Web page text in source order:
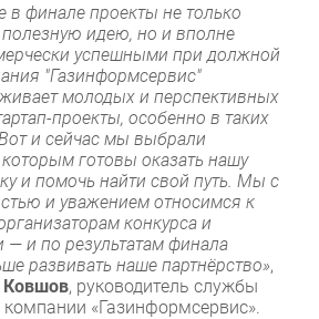
в финале проекты не только
идею, но и вполне
успешными при должной
"Газинформсервис"
молодых и перспективных
проекты, особенно в таких
и сейчас мы выбрали
готовы оказать нашу
и помочь найти свой путь. Мы с
и уважением относимся к
конкурса и
и по результатам финала
развивать наше партнёрство»,
Ковшов, руководитель службы
компании «Газинформсервис».